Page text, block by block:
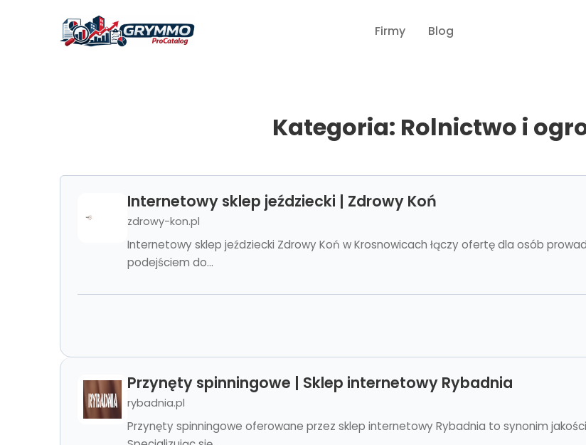
Firmy Blog
Kategoria: Rolnictwo i
Internetowy sklep jeździecki | Zdrowy Koń
zdrowy-kon.pl
Internetowy sklep jeździecki Zdrowy Koń w Krosnowicach łączy ofertę dla osób
podejściem do...
Przynęty spinningowe | Sklep internetowy Rybadnia
rybadnia.pl
Przynęty spinningowe oferowane przez sklep internetowy Rybadnia to synonim